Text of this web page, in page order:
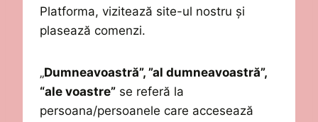
Platforma, vizitează site-ul nostru și
plasează comenzi.
„Dumneavoastră”, ”al dumneavoastră”,
“ale voastre” se referă la
persoana/persoanele care accesează